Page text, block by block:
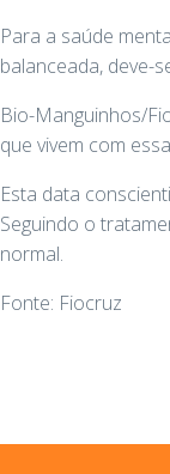
Para a saúde
balanceada, deve-
Bio-Manguinhos/
que vivem com
Esta data
Seguindo o
normal.
Fonte: Fiocruz